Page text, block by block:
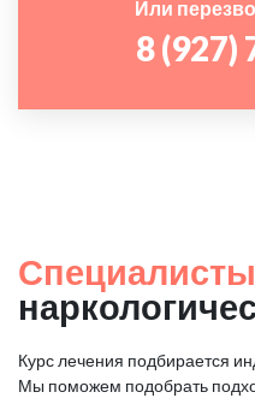
Или
8 (927)
Специалисты
Курс лечения подбирается
Мы поможем подобрать